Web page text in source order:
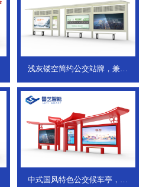
浅灰镂空简约公交站牌，兼具
中式国风特色公交候车亭，承